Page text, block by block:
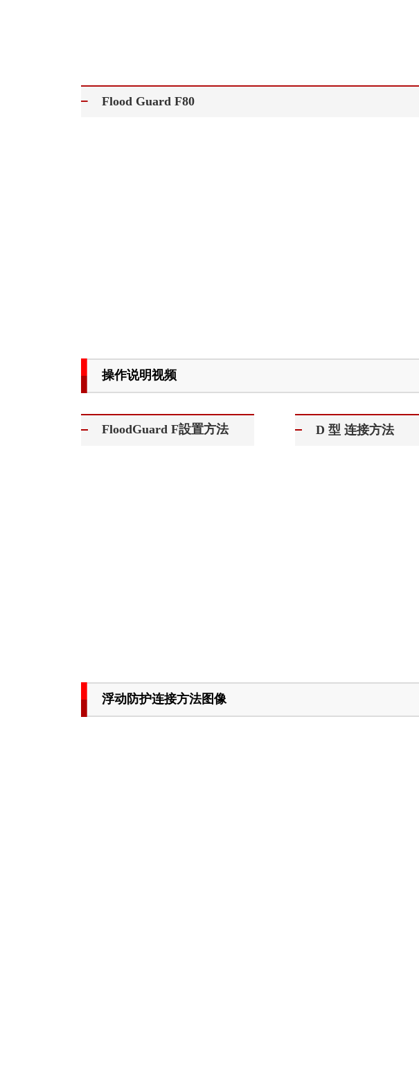
Flood Guard F80
操作说明视频
FloodGuard F設置方法 D 型 连接方法
浮动防护连接方法图像